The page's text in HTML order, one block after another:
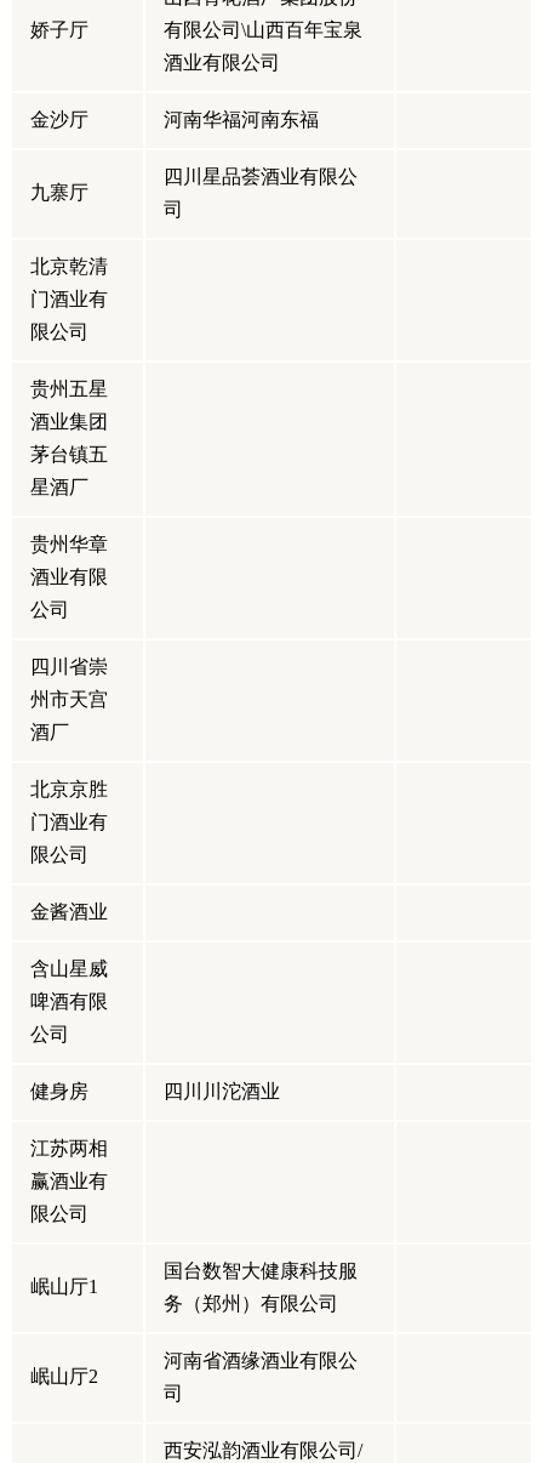
娇子厅
有限公司\山西百年宝泉
酒业有限公司
金沙厅 河南华福河南东福
九寨厅
四川星品荟酒业有限公
司
北京乾清
门酒业有
限公司
贵州五星
酒业集团
茅台镇五
星酒厂
贵州华章
酒业有限
公司
四川省崇
州市天宫
酒厂
北京京胜
门酒业有
限公司
金酱酒业
含山星威
啤酒有限
公司
健身房 四川川沱酒业
江苏两相
赢酒业有
限公司
岷山厅1
国台数智大健康科技服
务（郑州）有限公司
岷山厅2
河南省酒缘酒业有限公
司
西安泓韵酒业有限公司/